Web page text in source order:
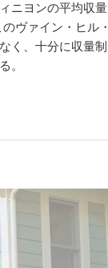
ニヨンの平均収量
ヴァイン・ヒル・
く、十分に収量制
。